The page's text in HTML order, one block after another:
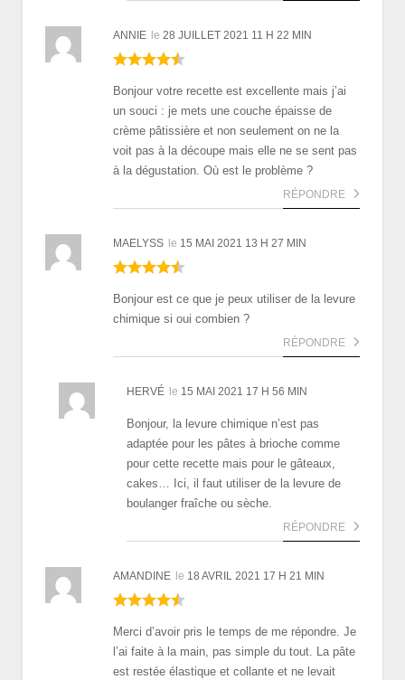
ANNIE le 28 JUILLET 2021 11 H 22 MIN
Bonjour votre recette est excellente mais j’ai
un souci : je mets une couche épaisse de
crème pâtissière et non seulement on ne la
voit pas à la découpe mais elle ne se sent pas
à la dégustation. Où est le problème ?
RÉPONDRE
MAELYSS le 15 MAI 2021 13 H 27 MIN
Bonjour est ce que je peux utiliser de la levure
chimique si oui combien ?
RÉPONDRE
HERVÉ le 15 MAI 2021 17 H 56 MIN
Bonjour, la levure chimique n’est pas
adaptée pour les pâtes à brioche comme
pour cette recette mais pour le gâteaux,
cakes… Ici, il faut utiliser de la levure de
boulanger fraîche ou sèche.
RÉPONDRE
AMANDINE le 18 AVRIL 2021 17 H 21 MIN
Merci d’avoir pris le temps de me répondre. Je
l’ai faite à la main, pas simple du tout. La pâte
est restée élastique et collante et ne levait